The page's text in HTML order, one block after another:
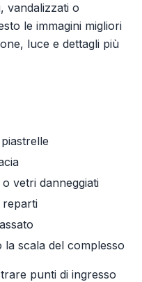
vandalizzati o
le immagini migliori
luce e dettagli più
vetri danneggiati
reparti
scala del complesso
punti di ingresso